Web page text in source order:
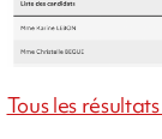
Tous les